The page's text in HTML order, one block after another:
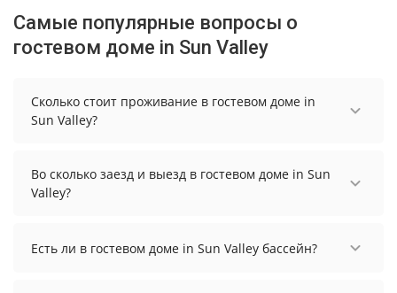
Самые популярные вопросы о
гостевом доме in Sun Valley
Сколько стоит проживание в гостевом доме in
Sun Valley?
Valley начинается от 5418 рублей. Чтобы увидеть
актуальные цены на проживание, выберите
нужные даты и количество гостей.
Во сколько заезд и выезд в гостевом доме in Sun
Valley?
Есть ли в гостевом доме in Sun Valley бассейн?